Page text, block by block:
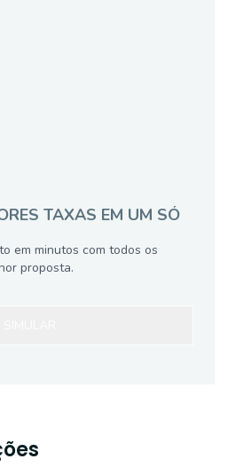
TAXAS EM UM SÓ
em minutos com todos os
proposta.